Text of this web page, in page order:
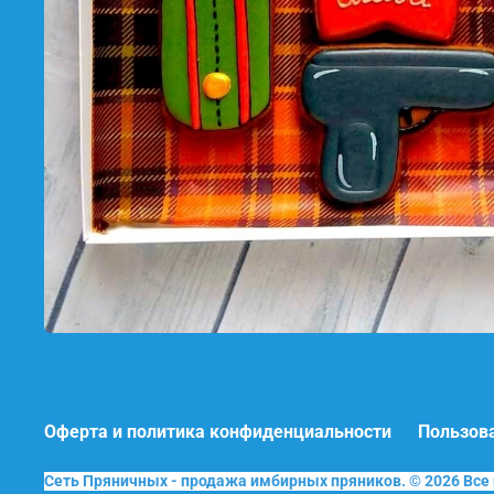
Оферта и политика конфиденциальности
Сеть Пряничных - продажа имбирных пряников. © 2026